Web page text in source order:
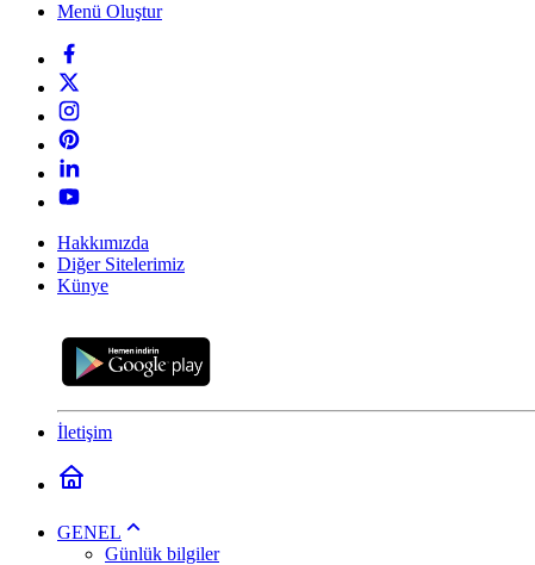
Menü Oluştur
Hakkımızda
Diğer Sitelerimiz
Künye
İletişim
GENEL
Günlük bilgiler